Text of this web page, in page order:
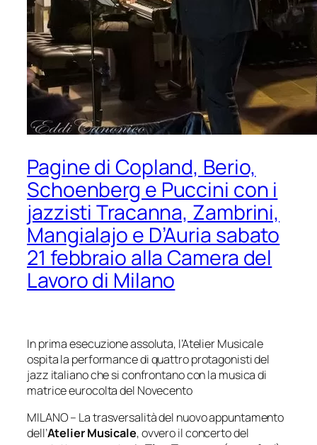
Pagine di Copland, Berio,
Schoenberg e Puccini con i
jazzisti Tracanna, Zambrini,
Mangialajo e D’Auria sabato
21 febbraio alla Camera del
Lavoro di Milano
In prima esecuzione assoluta, l’Atelier Musicale
ospita la performancedi quattro protagonisti del
jazz italiano che si confrontano con la musicadi
matrice eurocolta del Novecento
MILANO – La trasversalità del nuovo appuntamento
dell’Atelier Musicale, ovvero il concerto del